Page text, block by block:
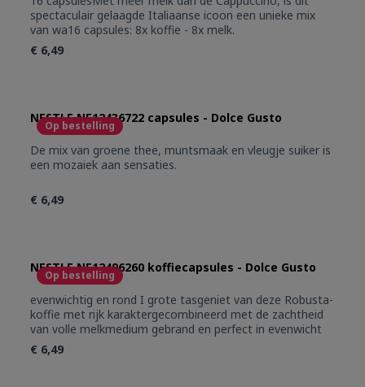
spectaculair gelaagde Italiaanse icoon een unieke mix
van wa16 capsules: 8x koffie - 8x melk.
€ 6,49
Op bestelling
NESTLE NE12436722 capsules - Dolce Gusto
De mix van groene thee, muntsmaak en vleugje suiker is
een mozaiek aan sensaties.
€ 6,49
Op bestelling
NESTLE NE12496260 koffiecapsules - Dolce Gusto
evenwichtig en rond I grote tasgeniet van deze Robusta-
koffie met rijk karaktergecombineerd met de zachtheid
van volle melkmedium gebrand en perfect in evenwicht
€ 6,49